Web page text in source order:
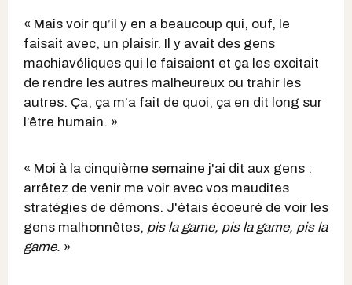
« Mais voir qu’il y en a beaucoup qui, ouf, le
faisait avec, un plaisir. Il y avait des gens
machiavéliques qui le faisaient et ça les excitait
de rendre les autres malheureux ou trahir les
autres. Ça, ça m’a fait de quoi, ça en dit long sur
l’être humain. »
« Moi à la cinquième semaine j'ai dit aux gens :
arrêtez de venir me voir avec vos maudites
stratégies de démons. J'étais écoeuré de voir les
gens malhonnêtes, pis la game, pis la game, pis la
game. »